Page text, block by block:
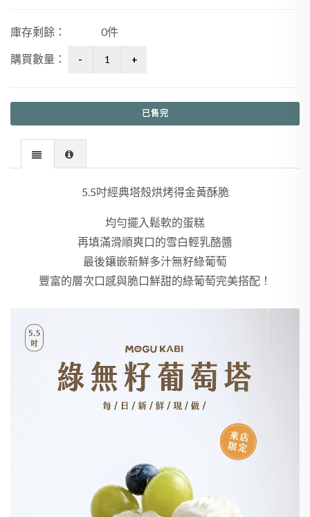
庫存剩餘： 0件
購買數量：
已售完
5.5吋經典塔殼烘烤得金黃酥脆
均勻擺入鬆軟的蛋糕
再填滿滑順爽口的雪白輕乳酪醬
最後鑲嵌新鮮多汁無籽綠葡萄
豐富的層次口感與脆口鮮甜的綠葡萄完美搭配！